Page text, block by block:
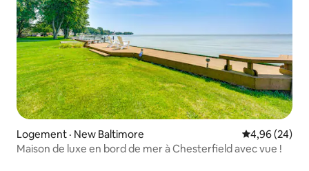
Logement · New Baltimore Note
4,96 (24)
Maison de luxe en bord de mer à Chesterfield avec vue !